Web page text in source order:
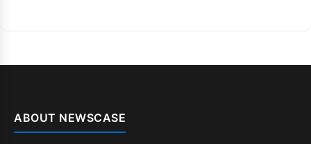
ABOUT NEWSCASE